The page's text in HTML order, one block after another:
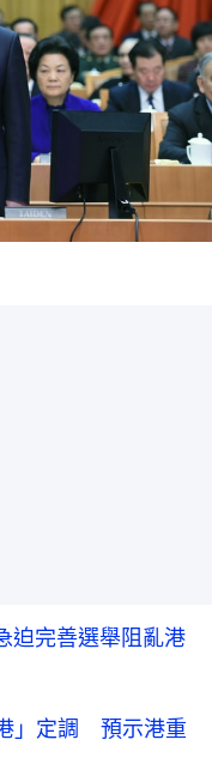
完善選舉阻亂港
」定調 預示港重